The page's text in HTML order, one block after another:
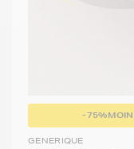
-75%
GENERIQUE